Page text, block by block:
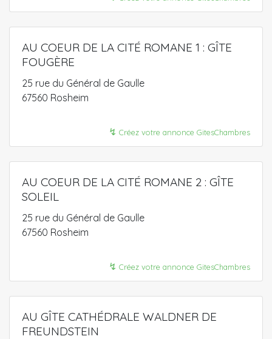
AU COEUR DE LA CITÉ ROMANE 1 : GÎTE
FOUGÈRE
25 rue du Général de Gaulle
67560 Rosheim
↯ Créez votre annonce GitesChambres
AU COEUR DE LA CITÉ ROMANE 2 : GÎTE
SOLEIL
25 rue du Général de Gaulle
67560 Rosheim
↯ Créez votre annonce GitesChambres
AU GÎTE CATHÉDRALE WALDNER DE
FREUNDSTEIN